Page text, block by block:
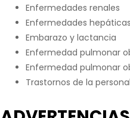
Enfermedades renales
Enfermedades
Embarazo y lactancia
Enfermedad pulmonar
Enfermedad pulmonar
Trastornos de la